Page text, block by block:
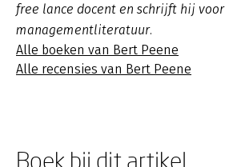
free lance docent en schrijft hij
managementliteratuur.
Alle boeken van Bert Peene
Alle recensies van Bert Peene
Boek bij dit artikel